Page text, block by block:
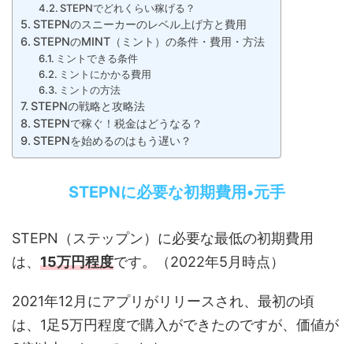
STEPNでどれくらい稼げる？
STEPNのスニーカーのレベル上げ方と費用
STEPNのMINT（ミント）の条件・費用・方法
ミントできる条件
ミントにかかる費用
ミントの方法
STEPNの戦略と攻略法
STEPNで稼ぐ！税金はどうなる？
STEPNを始めるのはもう遅い？
STEPNに必要な初期費用•元手
STEPN（ステップン）に必要な最低の初期費用
は、 15万円程度です。（2022年5月時点）
2021年12月にアプリがリリースされ、最初の頃
は、1足5万円程度で購入ができたのですが、価値が